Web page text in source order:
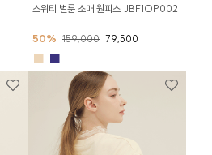
스위티 벌룬 소매 원피스 JBF1OP002
50% 159,000 79,500
■ ■